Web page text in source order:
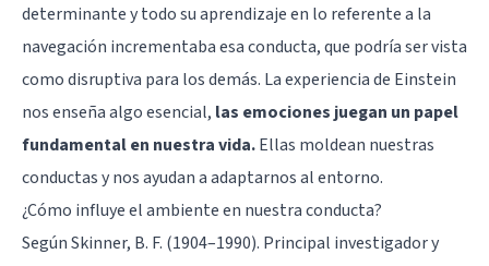
determinante y todo su aprendizaje en lo referente a la
navegación incrementaba esa conducta, que podría ser vista
como disruptiva para los demás. La experiencia de Einstein
nos enseña algo esencial, las emociones juegan un papel
fundamental en nuestra vida.Ellas moldean nuestras
conductas y nos ayudan a adaptarnos al entorno.
¿Cómo influye el ambiente en nuestra conducta?
Según Skinner, B. F. (1904–1990). Principal investigador y